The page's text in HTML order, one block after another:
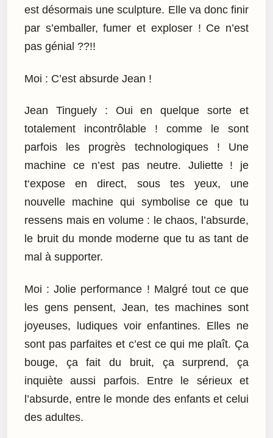
est désormais une sculpture. Elle va donc finir
par s’emballer, fumer et exploser ! Ce n’est
pas génial ??!!
Moi : C’est absurde Jean !
Jean Tinguely : Oui en quelque sorte et
totalement incontrôlable ! comme le sont
parfois les progrès technologiques ! Une
machine ce n’est pas neutre. Juliette ! je
t‘expose en direct, sous tes yeux, une
nouvelle machine qui symbolise ce que tu
ressens mais en volume : le chaos, l’absurde,
le bruit du monde moderne que tu as tant de
mal à supporter.
Moi : Jolie performance ! Malgré tout ce que
les gens pensent, Jean, tes machines sont
joyeuses, ludiques voir enfantines. Elles ne
sont pas parfaites et c’est ce qui me plaît. Ça
bouge, ça fait du bruit, ça surprend, ça
inquiète aussi parfois. Entre le sérieux et
l’absurde, entre le monde des enfants et celui
des adultes.